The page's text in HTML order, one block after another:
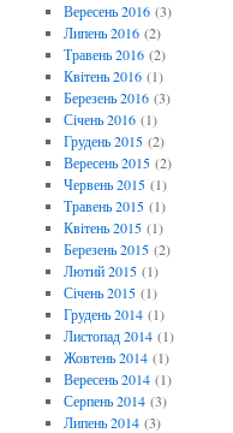
Вересень 2016(3)
Липень 2016(2)
Травень 2016(2)
Квітень 2016(1)
Березень 2016(3)
Січень 2016(1)
Грудень 2015(2)
Вересень 2015(2)
Червень 2015(1)
Травень 2015(1)
Квітень 2015(1)
Березень 2015(2)
Лютий 2015(1)
Січень 2015(1)
Грудень 2014(1)
Листопад 2014(1)
Жовтень 2014(1)
Вересень 2014(1)
Серпень 2014(3)
Липень 2014(3)